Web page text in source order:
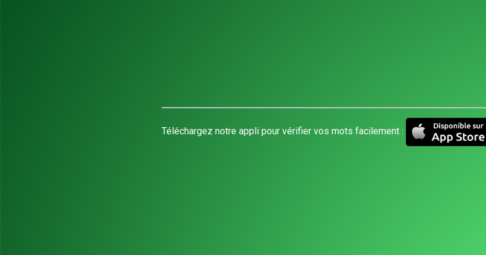
Téléchargez notre appli pour vérifier vos mots facilement :